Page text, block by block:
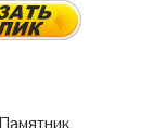
Памятник